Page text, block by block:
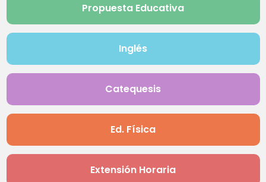
Propuesta Educativa
Inglés
Catequesis
Ed. Física
Extensión Horaria